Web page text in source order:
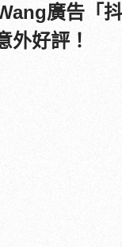
廣告「
外好評！